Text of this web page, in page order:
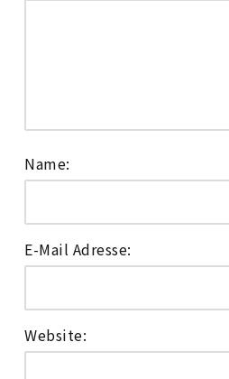
Name:
E-Mail Adresse:
Website: